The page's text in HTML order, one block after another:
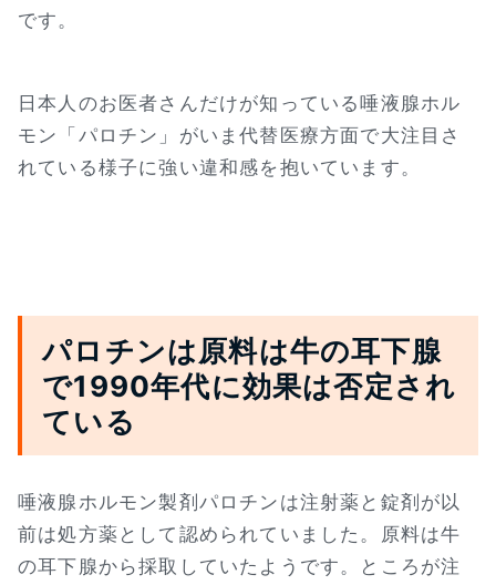
です。
日本人のお医者さんだけが知っている唾液腺ホル
モン「パロチン」がいま代替医療方面で大注目さ
れている様子に強い違和感を抱いています。
パロチンは原料は牛の耳下腺
で1990年代に効果は否定され
ている
唾液腺ホルモン製剤パロチンは注射薬と錠剤が以
前は処方薬として認められていました。原料は牛
の耳下腺から採取していたようです。ところが注